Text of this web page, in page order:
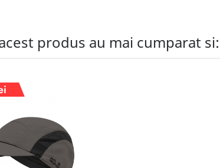
produs au mai cumparat si: